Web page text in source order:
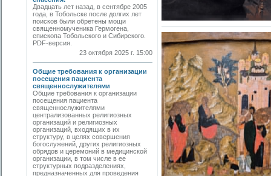
Двадцать лет назад, в сентябре 2005
года, в Тобольске после долгих лет
поисков были обретены мощи
священномученика Гермогена,
епископа Тобольского и Сибирского.
PDF-версия.
23 октября 2025 г. 15:00
Общие требования к организации
посещения пациента
священнослужителями
Общие требования к организации
посещения пациента
священнослужителями
централизованных религиозных
организаций и религиозных
организаций, входящих в их
структуру, в целях совершения
богослужений, других религиозных
обрядов и церемоний в медицинской
организации, в том числе в ее
структурных подразделениях,
предназначенных для проведения